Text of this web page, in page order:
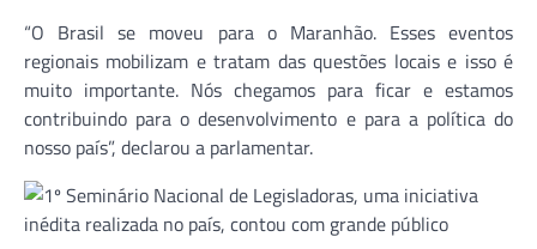
“O Brasil se moveu para o Maranhão. Esses eventos
regionais mobilizam e tratam das questões locais e isso é
muito importante. Nós chegamos para ficar e estamos
contribuindo para o desenvolvimento e para a política do
nosso país”, declarou a parlamentar.